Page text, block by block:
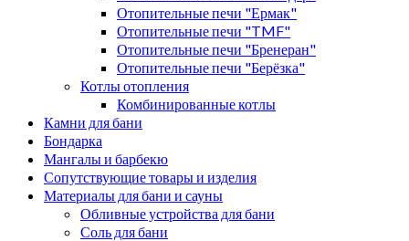
Отопительные печи "Ермак"
Отопительные печи "TMF"
Отопительные печи "Бренеран"
Отопительные печи "Берёзка"
Котлы отопления
Комбинированные котлы
Камни для бани
Бондарка
Мангалы и барбекю
Сопутствующие товары и изделия
Материалы для бани и сауны
Обливные устройства для бани
Соль для бани